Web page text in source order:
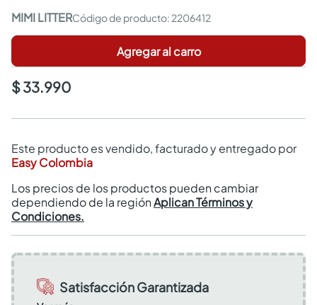
MIMI LITTER : 2206412
Agregar al carro
$ 33.990
Este producto es vendido, facturado y entregado por
Easy Colombia
Los precios de los productos pueden cambiar
dependiendo de la regiónAplican Términos y
Condiciones.
Satisfacción Garantizada